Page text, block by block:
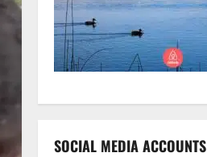
SOCIAL MEDIA ACCOUNTS